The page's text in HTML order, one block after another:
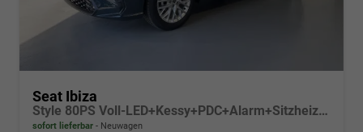
Seat Ibiza
Style 80PS Voll-LED+Kessy+PDC+Alarm+Sitzheizung+Kamera+App-Connect
sofort lieferbar Neuwagen